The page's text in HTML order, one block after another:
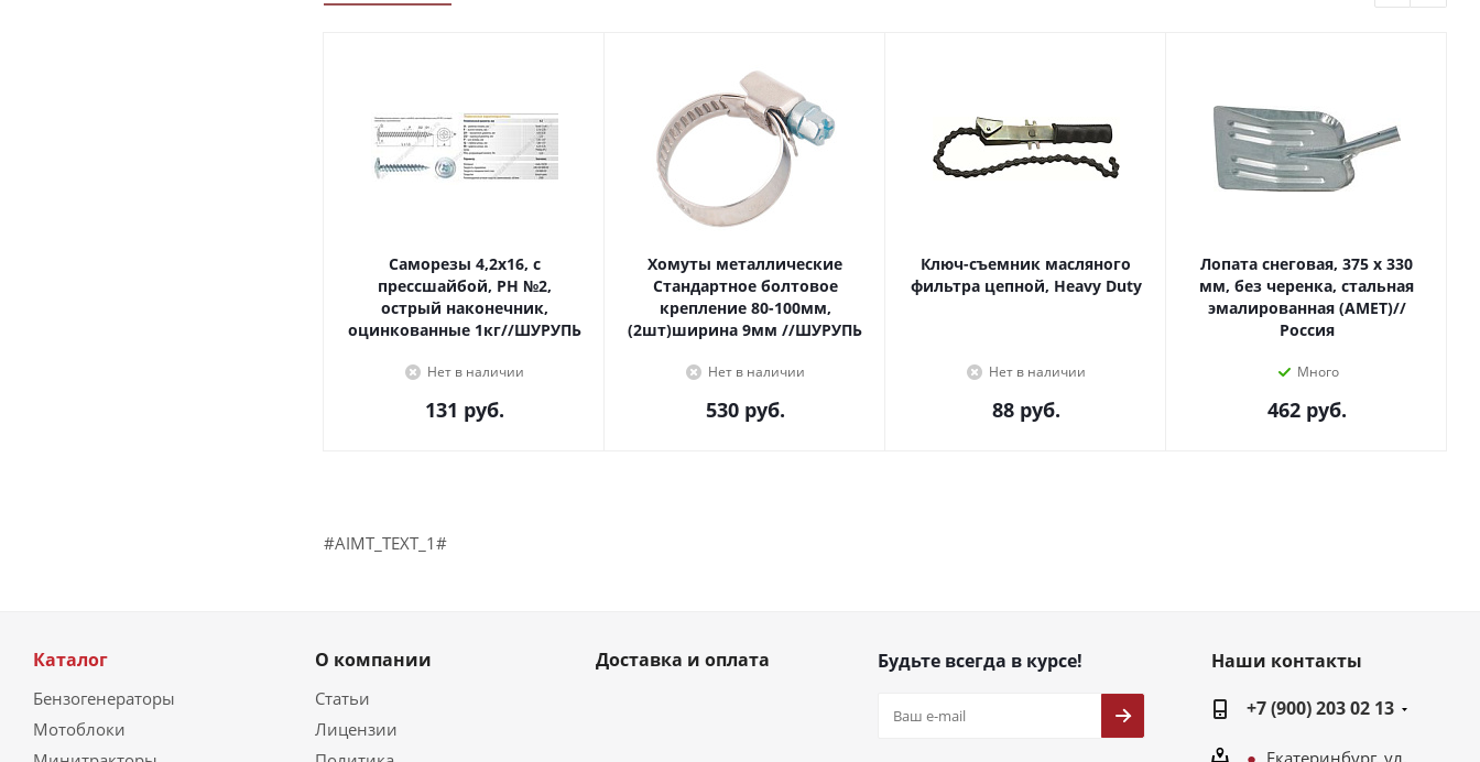
Саморезы 4,2х16, с
прессшайбой, PH №2,
острый наконечник,
оцинкованные 1кг//ШУРУПЬ
Нет в наличии
131 руб.
Хомуты металлические
Стандартное болтовое
крепление 80-100мм,
(2шт)ширина 9мм //ШУРУПЬ
Нет в наличии
530руб.
Ключ-съемник масляного
фильтра цепной, Heavy Duty
Нет в наличии
88руб.
Лопата снеговая, 375 х 330
мм, без черенка, стальная
эмалированная (АМЕТ)//
Россия
Много
462руб.
#AIMT_TEXT_1#
Каталог
Бензогенераторы
Мотоблоки
О компании
Статьи
Лицензии
Доставка и оплата Будьте всегда в курсе!
Наши контакты
+7 (900) 203 02 13
Екатеринбург, ул.